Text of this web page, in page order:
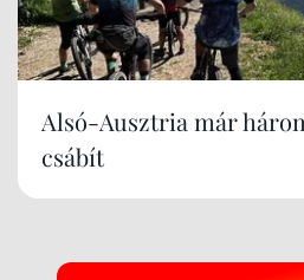
Alsó-Ausztria már
csábít